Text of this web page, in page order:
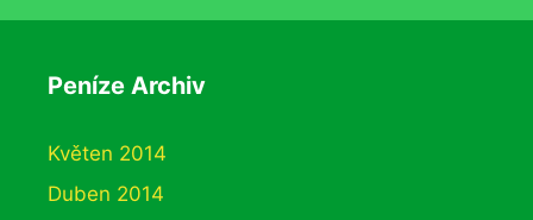
Peníze Archiv
Květen 2014
Duben 2014